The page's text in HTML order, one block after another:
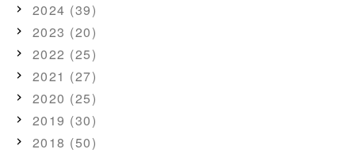
2024 (39)
2023 (20)
2022 (25)
2021 (27)
2020 (25)
2019 (30)
2018 (50)